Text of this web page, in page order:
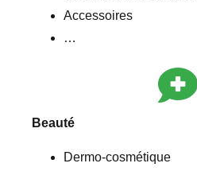
Accessoires
…
Beauté
Dermo-cosmétique